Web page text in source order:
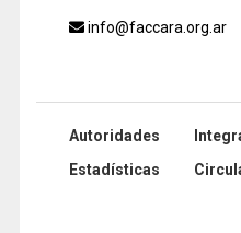
info@faccara.org.ar
Autoridades
Estadísticas